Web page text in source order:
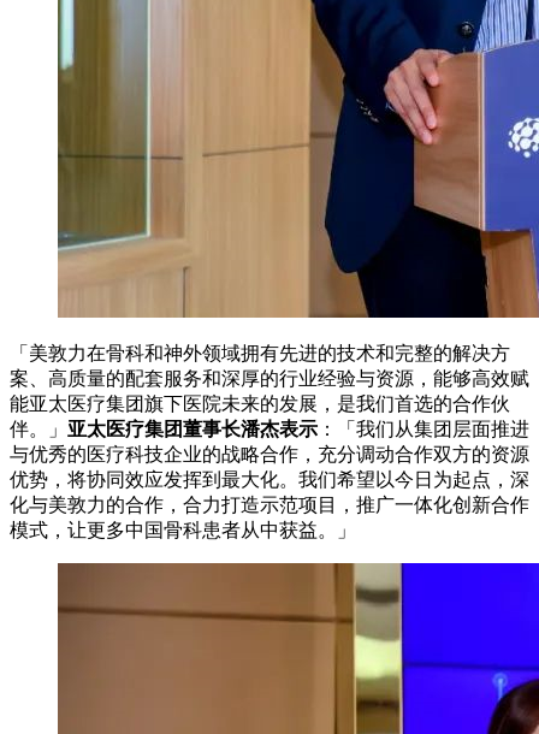
「美敦力在骨科和神外领域拥有先进的技术和完整的解决方
案、高质量的配套服务和深厚的行业经验与资源，能够高效赋
能亚太医疗集团旗下医院未来的发展，是我们首选的合作伙
伴。」 亚太医疗集团董事长潘杰表示 ：「我们从集团层面推进
与优秀的医疗科技企业的战略合作，充分调动合作双方的资源
优势，将协同效应发挥到最大化。我们希望以今日为起点，深
化与美敦力的合作，合力打造示范项目，推广一体化创新合作
模式，让更多中国骨科患者从中获益。」